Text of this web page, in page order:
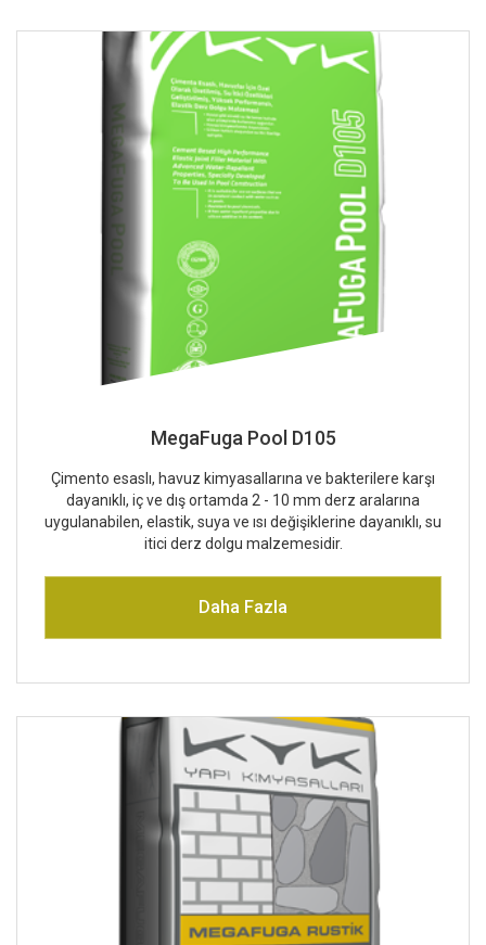
MegaFuga Pool D105
Çimento esaslı, havuz kimyasallarına ve bakterilere karşı
dayanıklı, iç ve dış ortamda 2 - 10 mm derz aralarına
uygulanabilen, elastik, suya ve ısı değişiklerine dayanıklı, su
itici derz dolgu malzemesidir.
Daha Fazla